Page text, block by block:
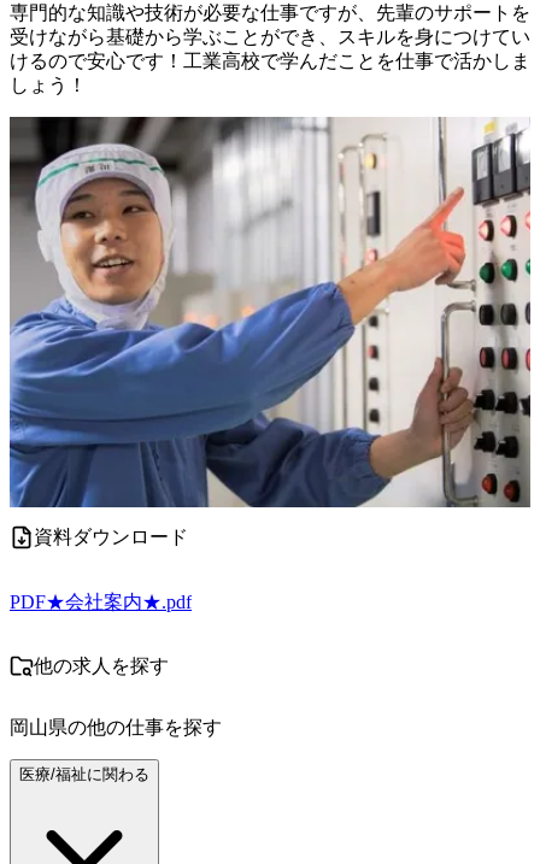
専門的な知識や技術が必要な仕事ですが、先輩のサポートを
受けながら基礎から学ぶことができ、スキルを身につけてい
けるので安心です！工業高校で学んだことを仕事で活かしま
しょう！
資料ダウンロード
PDF★会社案内★.pdf
他の求人を探す
岡山県の他の仕事を探す
医療/福祉に関わる